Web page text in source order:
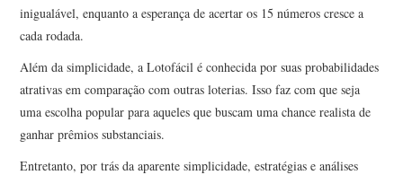
inigualável, enquanto a esperança de acertar os 15 números cresce a
cada rodada.
Além da simplicidade, a Lotofácil é conhecida por suas probabilidades
atrativas em comparação com outras loterias. Isso faz com que seja
uma escolha popular para aqueles que buscam uma chance realista de
ganhar prêmios substanciais.
Entretanto, por trás da aparente simplicidade, estratégias e análises